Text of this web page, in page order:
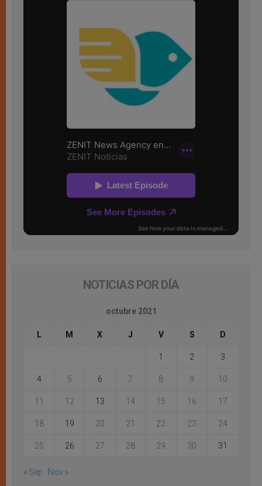
NOTICIAS POR DÍA
octubre 2021
L M X J V S D
1 2 3
4 5 6 7 8 9 10
11 12 13 14 15 16 17
18 19 20 21 22 23 24
25 26 27 28 29 30 31
« Sep Nov »